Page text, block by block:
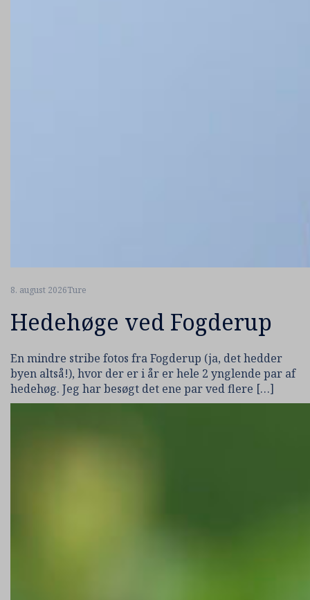
8. august 2026Ture
Hedehøge ved Fogderup
En mindre stribe fotos fra Fogderup (ja, det hedder
byen altså!), hvor der er i år er hele 2 ynglende par af
hedehøg. Jeg har besøgt det ene par ved flere […]